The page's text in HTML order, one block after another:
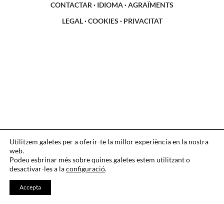
CONTACTAR · IDIOMA·AGRAÏMENTS
LEGAL·COOKIES · PRIVACITAT
Utilitzem galetes per a oferir-te la millor experiència en la nostra
web.
Podeu esbrinar més sobre quines galetes estem utilitzant o
desactivar-les a laconfiguració.
Accepta